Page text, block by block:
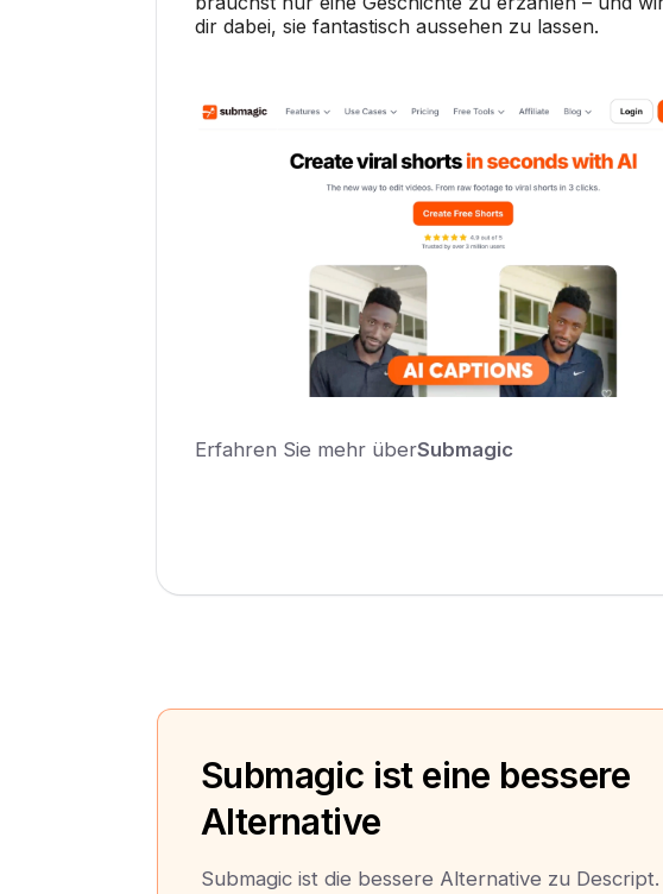
dir dabei, sie fantastisch aussehen zu lassen.
Erfahren Sie mehr überSubmagic
Submagic ist eine bessere
Alternative
Submagic ist die bessere Alternative zu Descript.